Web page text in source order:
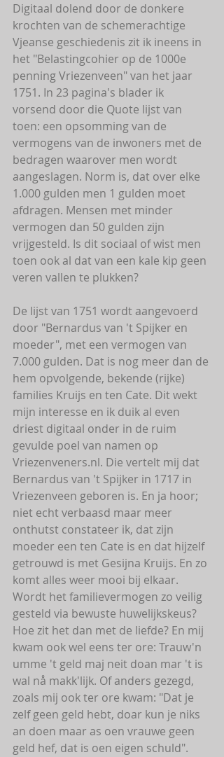
Digitaal dolend door de donkere
krochten van de schemerachtige
Vjeanse geschiedenis zit ik ineens in
het "Belastingcohier op de 1000e
penning Vriezenveen" van het jaar
1751. In 23 pagina's blader ik
vorsend door die Quote lijst van
toen: een opsomming van de
vermogens van de inwoners met de
bedragen waarover men wordt
aangeslagen. Norm is, dat over elke
1.000 gulden men 1 gulden moet
afdragen. Mensen met minder
vermogen dan 50 gulden zijn
vrijgesteld. Is dit sociaal of wist men
toen ook al dat van een kale kip geen
veren vallen te plukken?
De lijst van 1751 wordt aangevoerd
door "Bernardus van 't Spijker en
moeder", met een vermogen van
7.000 gulden. Dat is nog meer dan de
hem opvolgende, bekende (rijke)
families Kruijs en ten Cate. Dit wekt
mijn interesse en ik duik al even
driest digitaal onder in de ruim
gevulde poel van namen op
Vriezenveners.nl. Die vertelt mij dat
Bernardus van 't Spijker in 1717 in
Vriezenveen geboren is. En ja hoor;
niet echt verbaasd maar meer
onthutst constateer ik, dat zijn
moeder een ten Cate is en dat hijzelf
getrouwd is met Gesijna Kruijs. En zo
komt alles weer mooi bij elkaar.
Wordt het familievermogen zo veilig
gesteld via bewuste huwelijkskeus?
Hoe zit het dan met de liefde? En mij
kwam ook wel eens ter ore: Trauw'n
umme 't geld maj neit doan mar 't is
wal nå makk'lijk. Of anders gezegd,
zoals mij ook ter ore kwam: "Dat je
zelf geen geld hebt, doar kun je niks
an doen maar as oen vrauwe geen
geld hef, dat is oen eigen schuld".